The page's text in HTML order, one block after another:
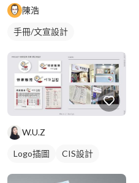
陳浩
手冊/文宣設計
W.U.Z
Logo插圖 CIS設計